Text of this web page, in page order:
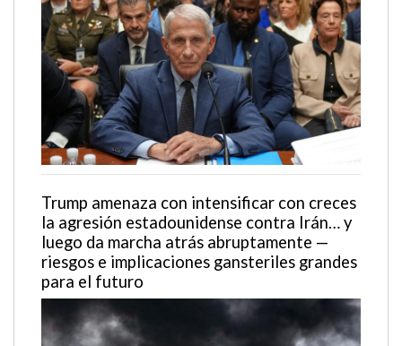
Trump amenaza con intensificar con creces
la agresión estadounidense contra Irán… y
luego da marcha atrás abruptamente —
riesgos e implicaciones gansteriles grandes
para el futuro